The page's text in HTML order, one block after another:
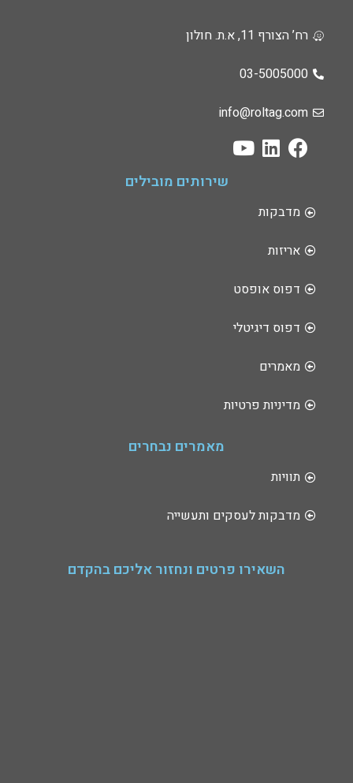
רח’ הצורף 11, א.ת. חולון
03-5005000
info@roltag.com
שירותים מובילים
מדבקות
אריזות
דפוס אופסט
דפוס דיגיטלי
מאמרים
מדיניות פרטיות
מאמרים נבחרים
תוויות
מדבקות לעסקים ותעשייה
השאירו פרטים ונחזור אליכם בהקדם